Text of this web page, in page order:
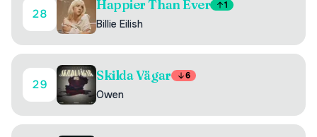
28
Happier Than Ever 1
Billie Eilish
29
Skilda Vägar 6
Owen